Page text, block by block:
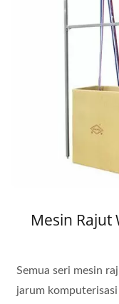
Mesin Rajut
Semua seri mesin
jarum